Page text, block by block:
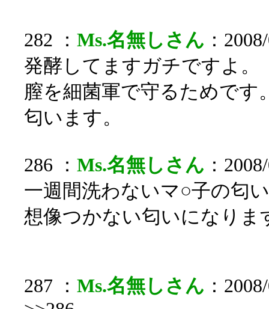
282 ： Ms.名無しさん ：
発酵してますガチですよ。
膣を細菌軍で守るためです
匂います。
286 ： Ms.名無しさん ：
一週間洗わないマ○子の匂
想像つかない匂いになりま
287 ： Ms.名無しさん ：